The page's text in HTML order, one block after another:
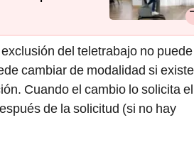
del teletrabajo no puede
cambiar de modalidad si existe
Cuando el cambio lo solicita el
de la solicitud (si no hay